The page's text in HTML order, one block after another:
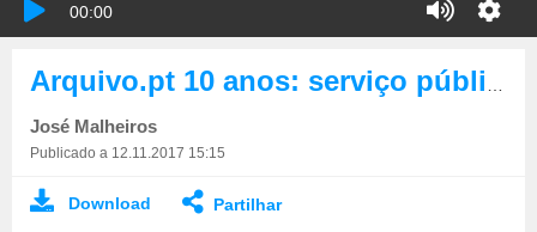
00:00
José Malheiros
Publicado a 12.11.2017 15:15
Download Partilhar